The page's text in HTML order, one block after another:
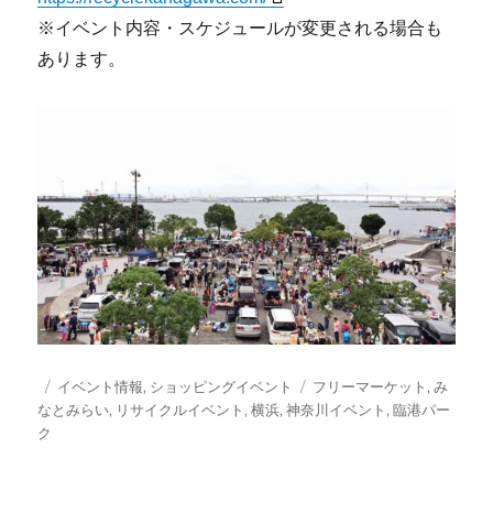
※イベント内容・スケジュールが変更される場合も
あります。
投
稿
日:
カ
テ
イベント情報, ショッピングイベント
タ
グ
フリーマーケット ,み
なとみらい, リサイクルイベント ,横浜,神奈川イベント ,臨港パー
ク